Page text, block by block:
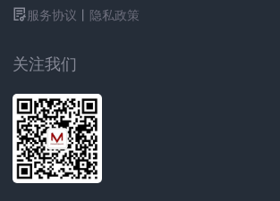
服务协议 丨 隐私政策
关注我们